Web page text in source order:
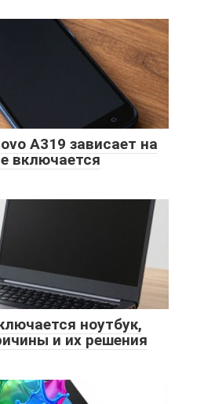
A319 зависает на
включается
ноутбук,
и их решения